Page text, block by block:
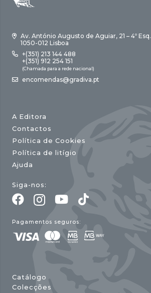
Av. António Augusto de Aguiar, 21 – 4º Esq.
1050-012 Lisboa
+(351) 213 144 488
+(351) 912 254 151
(Chamada para a rede nacional)
encomendas@gradiva.pt
A Editora
Contactos
Política de Cookies
Política de litígio
Ajuda
Siga-nos:
Pagamentos seguros:
Catálogo
Colecções